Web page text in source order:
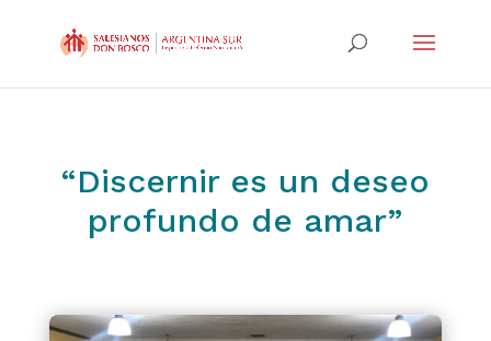
“Discernir es un deseo
profundo de amar”